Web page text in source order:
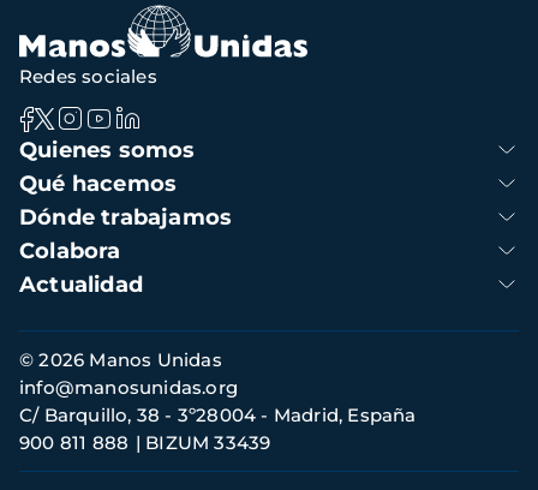
Navegación
principal
Quienes somos
Qué hacemos
Dónde trabajamos
Colabora
Actualidad
Redes sociales
Información
de
contacto
© 2026 Manos Unidas
C/ Barquillo, 38 - 3º28004 - Madrid, España
900 811 888
BIZUM 33439
info@manosunidas.org